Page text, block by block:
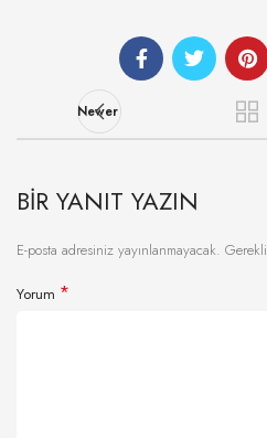
Newer
BIR YANIT YAZIN
E-posta adresiniz yayınlanmayacak.
Yorum *